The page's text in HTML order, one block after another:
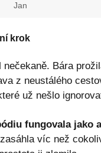
Jan
krok
Bára
z neustálého
už nešlo
fungovala jako
víc než